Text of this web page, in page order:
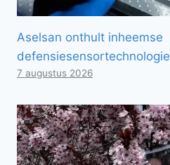
Aselsan onthult inheemse
defensiesensortechnologie
7 augustus 2026